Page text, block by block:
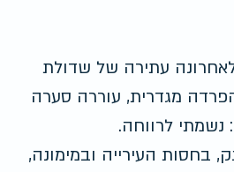
עתירה של שדולת
מגדרית, עוררה סערה
נשמתי לרווחה.
בחסות העירייה ובמימונה,